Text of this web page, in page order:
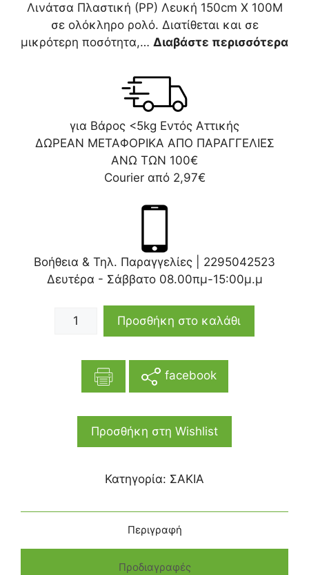
Λινάτσα Πλαστική (ΡΡ) Λευκή 150cm Χ 100Μ
σε ολόκληρο ρολό. Διατίθεται και σε
μικρότερη ποσότητα,… Διαβάστε περισσότερα
για Βάρος <5kg Εντός Αττικής
ΔΩΡΕΑΝ ΜΕΤΑΦΟΡΙΚΑ ΑΠΟ ΠΑΡΑΓΓΕΛΙΕΣ
ΑΝΩ ΤΩΝ 100€
Courier από 2,97€
Βοήθεια & Τηλ. Παραγγελίες | 2295042523
Δευτέρα - Σάββατο 08.00πμ-15:00μ.μ
Προσθήκη στο καλάθι
facebook
Προσθήκη στη Wishlist
Κατηγορία: ΣΑΚΙΑ
Περιγραφή
Προδιαγραφές